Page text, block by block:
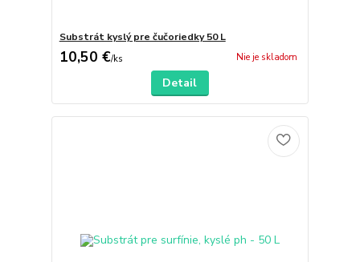
Substrát kyslý pre čučoriedky 50 L
10,50 €/ks Nie je skladom
Detail